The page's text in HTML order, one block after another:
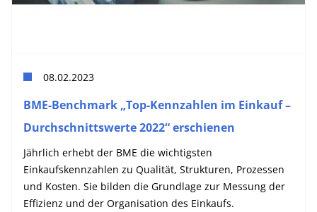
08.02.2023
BME-Benchmark „Top-Kennzahlen im Einkauf –
Durchschnittswerte 2022“ erschienen
Jährlich erhebt der BME die wichtigsten
Einkaufskennzahlen zu Qualität, Strukturen, Prozessen
und Kosten. Sie bilden die Grundlage zur Messung der
Effizienz und der Organisation des Einkaufs.